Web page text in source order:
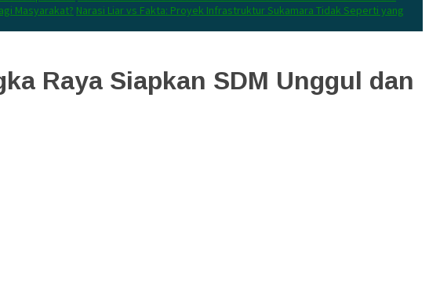
Masyarakat? Narasi Liar vs Fakta: Proyek Infrastruktur Sukamara Tidak Seperti yang
Raya Siapkan SDM Unggul dan